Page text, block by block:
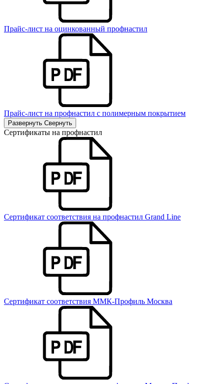
Прайс-лист на оцинкованный профнастил
Прайс-лист на профнастил с полимерным покрытием
Развернуть Свернуть
Сертификаты на профнастил
Сертификат соответствия на профнастил Grand Line
Сертификат соответствия ММК-Профиль Москва